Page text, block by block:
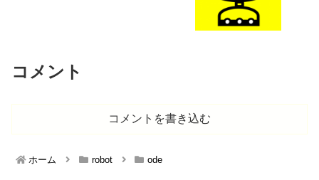
コメント
コメントを書き込む
ホーム robot ode